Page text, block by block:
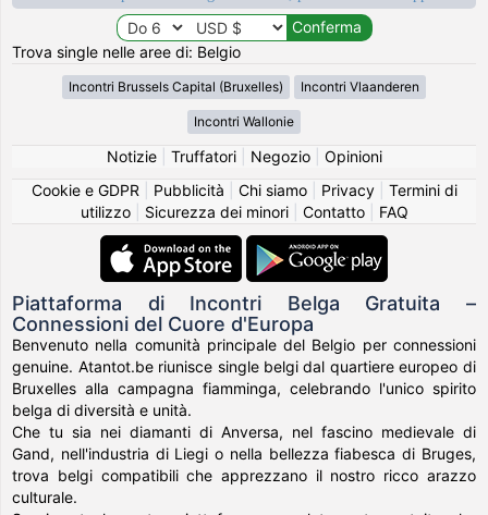
Trova single nelle aree di: Belgio
Incontri Brussels Capital (Bruxelles) Incontri Vlaanderen
Incontri Wallonie
Notizie| Truffatori| Negozio| Opinioni
Cookie e GDPR
Pubblicità Chi siamo| Privacy| Termini di
utilizzo| Sicurezza dei minori| Contatto| FAQ
Piattaforma di Incontri Belga Gratuita –
Connessioni del Cuore d'Europa
Benvenuto nella comunità principale del Belgio per connessioni
genuine. Atantot.be riunisce single belgi dal quartiere europeo di
Bruxelles alla campagna fiamminga, celebrando l'unico spirito
belga di diversità e unità.
Che tu sia nei diamanti di Anversa, nel fascino medievale di
Gand, nell'industria di Liegi o nella bellezza fiabesca di Bruges,
trova belgi compatibili che apprezzano il nostro ricco arazzo
culturale.